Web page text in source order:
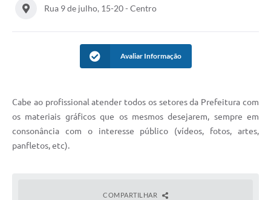
Rua 9 de julho, 15-20 - Centro
Avaliar Informação
Cabe ao profissional atender todos os setores da Prefeitura com
os materiais gráficos que os mesmos desejarem, sempre em
consonância com o interesse público (vídeos, fotos, artes,
panfletos, etc).
COMPARTILHAR